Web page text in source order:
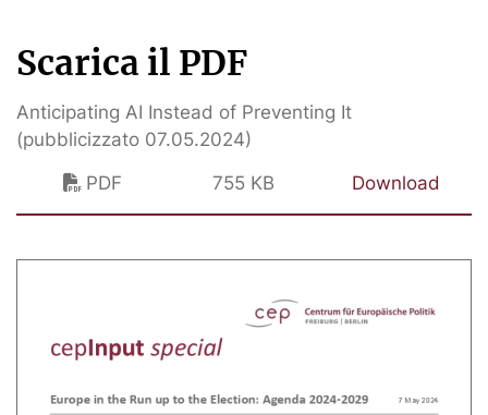
Scarica il PDF
Anticipating AI Instead of Preventing It
(pubblicizzato 07.05.2024)
PDF
755 KB Download